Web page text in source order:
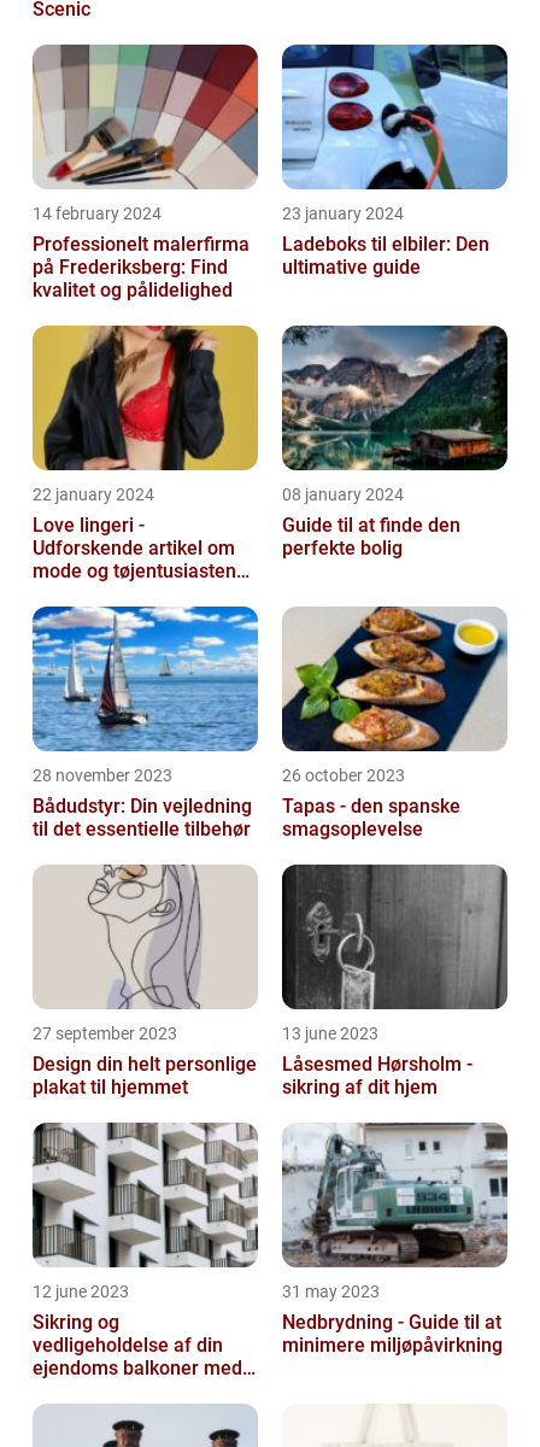
Scenic
14 february 2024
Professionelt malerfirma
på Frederiksberg: Find
kvalitet og pålidelighed
23 january 2024
Ladeboks til elbiler: Den
ultimative guide
22 january 2024
Love lingeri -
Udforskende artikel om
mode og tøjentusiastens
08 january 2024
Guide til at finde den
perfekte bolig
28 november 2023
Bådudstyr: Din vejledning
til det essentielle tilbehør
26 october 2023
Tapas - den spanske
smagsoplevelse
27 september 2023
Design din helt personlige
plakat til hjemmet
13 june 2023
Låsesmed Hørsholm -
sikring af dit hjem
12 june 2023
Sikring og
vedligeholdelse af din
ejendoms balkoner med
31 may 2023
Nedbrydning - Guide til at
minimere miljøpåvirkning